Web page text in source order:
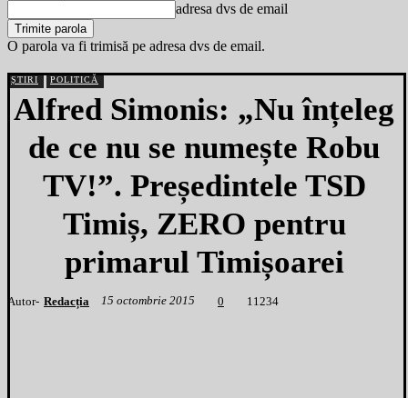
adresa dvs de email
O parola va fi trimisă pe adresa dvs de email.
ȘTIRI POLITICĂ
Alfred Simonis: „Nu înțeleg
de ce nu se numește Robu
TV!”. Președintele TSD
Timiș, ZERO pentru
primarul Timișoarei
Autor- Redacția 15 octombrie 2015 0 1 1234